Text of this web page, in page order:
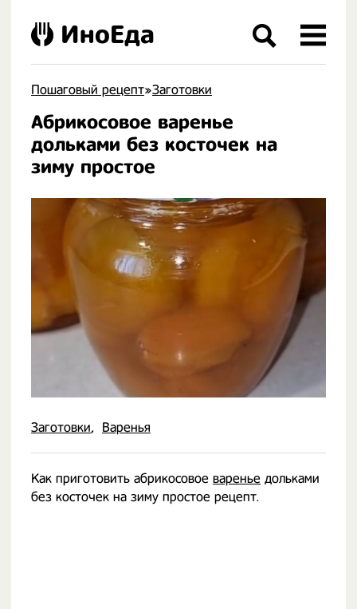
Пошаговый рецепт»Заготовки
Абрикосовое варенье
дольками без косточек на
зиму простое
Заготовки Варенья
Как приготовить абрикосовое варенье дольками
без косточек на зиму простое рецепт.
ИноЕда